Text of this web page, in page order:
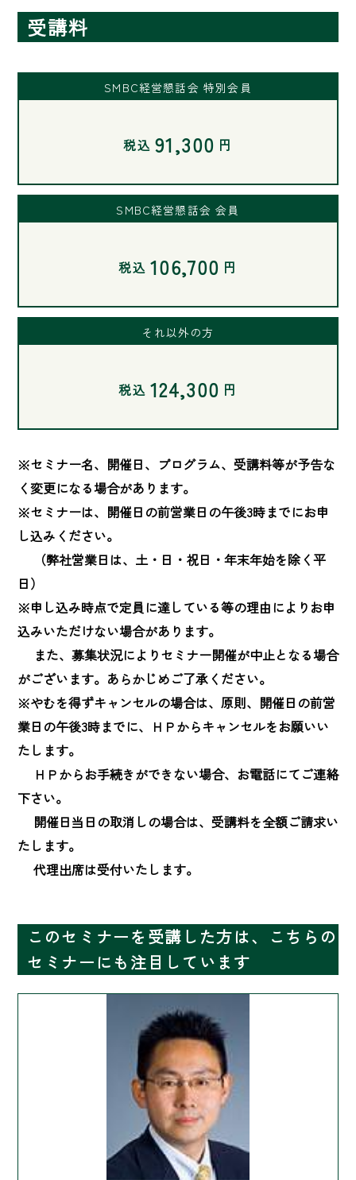
受講料
SMBC経営懇話会 特別会員
税込 91,300 円
SMBC経営懇話会 会員
税込 106,700 円
それ以外の方
税込 124,300 円
※セミナー名、開催日、プログラム、受講料等が予告な
く変更になる場合があります。
※セミナーは、開催日の前営業日の午後3時までにお申
し込みください。
（弊社営業日は、土・日・祝日・年末年始を除く平
日）
※申し込み時点で定員に達している等の理由によりお申
込みいただけない場合があります。
また、募集状況によりセミナー開催が中止となる場合
がございます。あらかじめご了承ください。
※やむを得ずキャンセルの場合は、原則、開催日の前営
業日の午後3時までに、ＨＰからキャンセルをお願いい
たします。
ＨＰからお手続きができない場合、お電話にてご連絡
下さい。
開催日当日の取消しの場合は、受講料を全額ご請求い
たします。
代理出席は受付いたします。
このセミナーを受講した方は、こちらの
セミナーにも注目しています